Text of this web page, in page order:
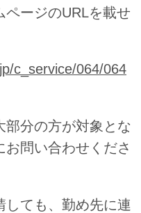
ージのURLを載せ
c_service/064/064
部分の方が対象とな
お問い合わせくださ
しても、勤め先に連